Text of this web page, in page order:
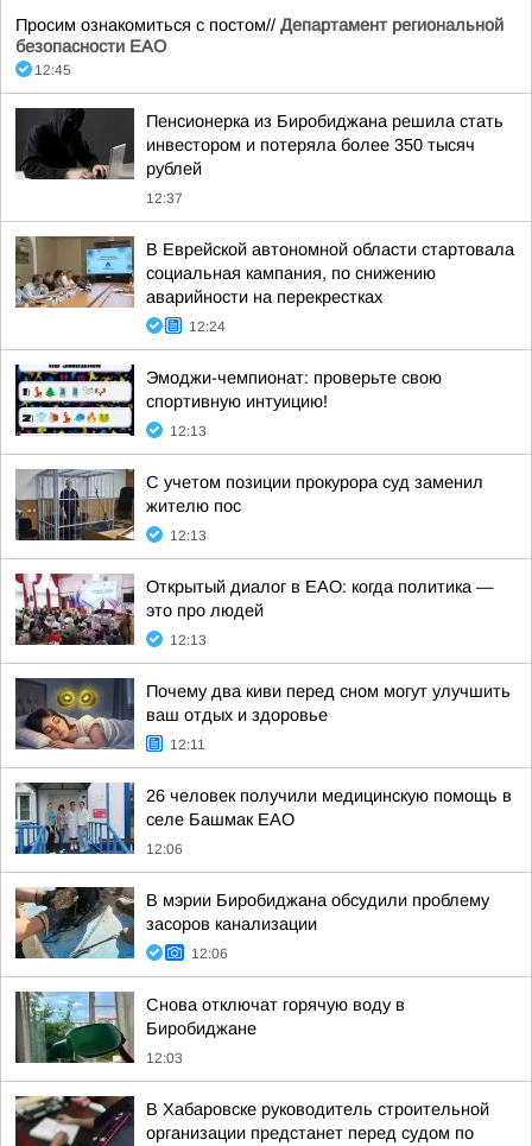
Просим ознакомиться с постом// Департамент региональной
безопасности ЕАО
12:45
Пенсионерка из Биробиджана решила стать
инвестором и потеряла более 350 тысяч
рублей
12:37
В Еврейской автономной области стартовала
социальная кампания, по снижению
аварийности на перекрестках
12:24
Эмоджи-чемпионат: проверьте свою
спортивную интуицию!
12:13
С учетом позиции прокурора суд заменил
жителю пос
12:13
Открытый диалог в ЕАО: когда политика —
это про людей
12:13
Почему два киви перед сном могут улучшить
ваш отдых и здоровье
12:11
26 человек получили медицинскую помощь в
селе Башмак ЕАО
12:06
В мэрии Биробиджана обсудили проблему
засоров канализации
12:06
Снова отключат горячую воду в
Биробиджане
12:03
В Хабаровске руководитель строительной
организации предстанет перед судом по